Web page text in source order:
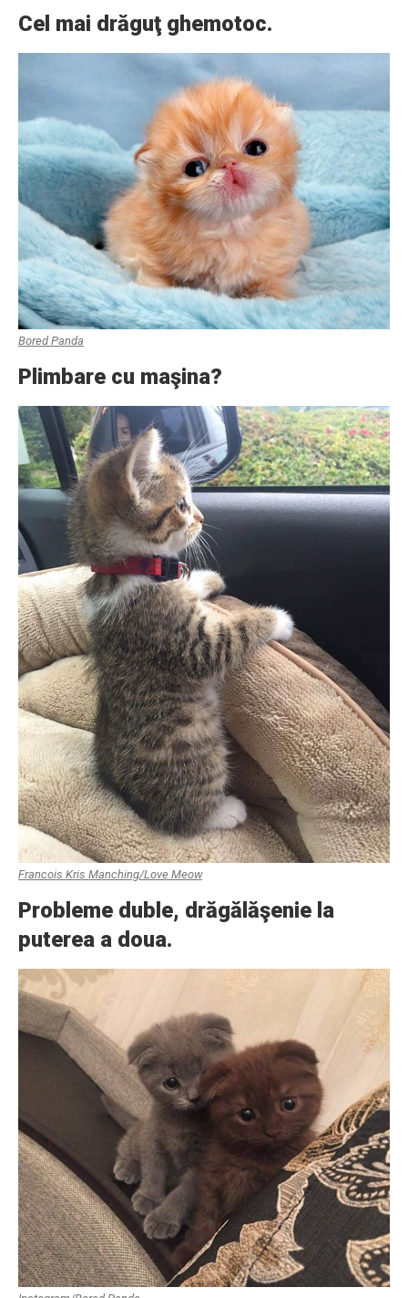
Cel mai drăguţ ghemotoc.
Bored Panda
Plimbare cu maşina?
Francois Kris Manching/Love Meow
Probleme duble, drăgălăşenie la
puterea a doua.